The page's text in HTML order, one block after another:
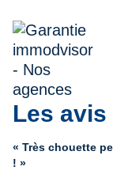
Les avis
« Très chouette
! »